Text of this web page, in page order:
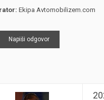
Ekipa Avtomobilizem.com
Napiši odgovor